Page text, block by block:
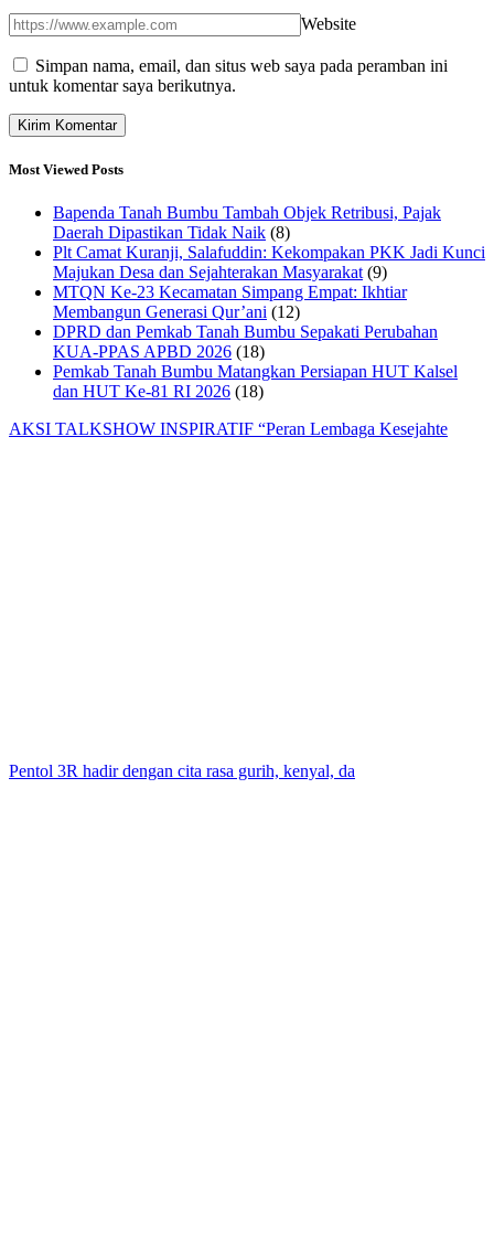
Website
Simpan nama, email, dan situs web saya pada peramban ini
untuk komentar saya berikutnya.
Most Viewed Posts
Bapenda Tanah Bumbu Tambah Objek Retribusi, Pajak
Daerah Dipastikan Tidak Naik (8)
Plt Camat Kuranji, Salafuddin: Kekompakan PKK Jadi Kunci
Majukan Desa dan Sejahterakan Masyarakat (9)
MTQN Ke-23 Kecamatan Simpang Empat: Ikhtiar
Membangun Generasi Qur’ani (12)
DPRD dan Pemkab Tanah Bumbu Sepakati Perubahan
KUA-PPAS APBD 2026 (18)
Pemkab Tanah Bumbu Matangkan Persiapan HUT Kalsel
dan HUT Ke-81 RI 2026 (18)
AKSI TALKSHOW INSPIRATIF “Peran Lembaga Kesejahte
Pentol 3R hadir dengan cita rasa gurih, kenyal, da